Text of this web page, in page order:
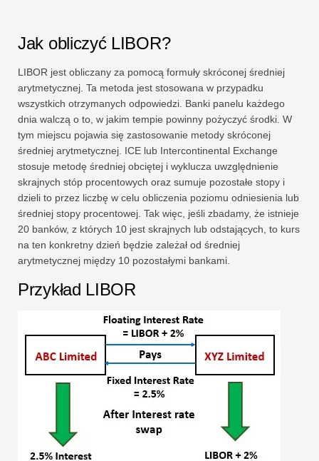
Jak obliczyć LIBOR?
LIBOR jest obliczany za pomocą formuły skróconej średniej
arytmetycznej. Ta metoda jest stosowana w przypadku
wszystkich otrzymanych odpowiedzi. Banki panelu każdego
dnia walczą o to, w jakim tempie powinny pożyczyć środki. W
tym miejscu pojawia się zastosowanie metody skróconej
średniej arytmetycznej. ICE lub Intercontinental Exchange
stosuje metodę średniej obciętej i wyklucza uwzględnienie
skrajnych stóp procentowych oraz sumuje pozostałe stopy i
dzieli to przez liczbę w celu obliczenia poziomu odniesienia lub
średniej stopy procentowej. Tak więc, jeśli zbadamy, że istnieje
20 banków, z których 10 jest skrajnych lub odstających, to kurs
na ten konkretny dzień będzie zależał od średniej
arytmetycznej między 10 pozostałymi bankami.
Przykład LIBOR